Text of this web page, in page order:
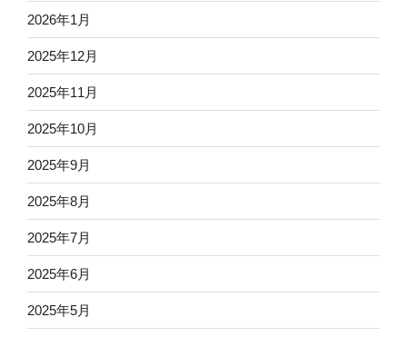
2026年1月
2025年12月
2025年11月
2025年10月
2025年9月
2025年8月
2025年7月
2025年6月
2025年5月